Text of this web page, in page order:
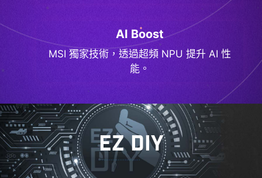
AI Boost
MSI 獨家技術，透過超頻 NPU 提升 AI 性
能。
EZ DIY